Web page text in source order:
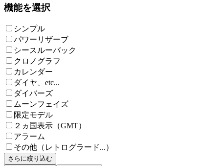
機能を選択
シンプル
パワーリザーブ
シースルーバック
クロノグラフ
カレンダー
ダイヤ、etc...
ダイバーズ
ムーンフェイズ
限定モデル
２ヵ国表示（GMT）
アラーム
その他（レトログラード...）
さらに絞り込む